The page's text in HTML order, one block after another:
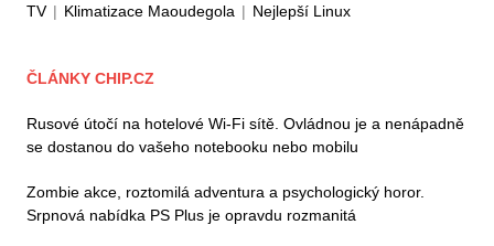
TV | Klimatizace Maoudegola | Nejlepší Linux
ČLÁNKY CHIP.CZ
Rusové útočí na hotelové Wi-Fi sítě. Ovládnou je a nenápadně
se dostanou do vašeho notebooku nebo mobilu
Zombie akce, roztomilá adventura a psychologický horor.
Srpnová nabídka PS Plus je opravdu rozmanitá